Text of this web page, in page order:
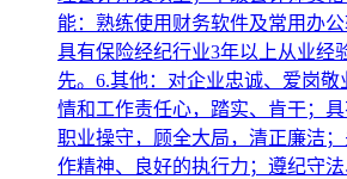
能：熟练使用财务软件及常用办公
具有保险经纪行业3年以上从业经
先。6.其他：对企业忠诚、爱岗
情和工作责任心，踏实、肯干；
职业操守，顾全大局，清正廉洁
作精神、良好的执行力；遵纪守